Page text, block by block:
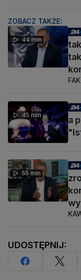
ZOBACZ TAKŻE:
44 min
45 min
a
55 min
UDOSTĘPNIJ: